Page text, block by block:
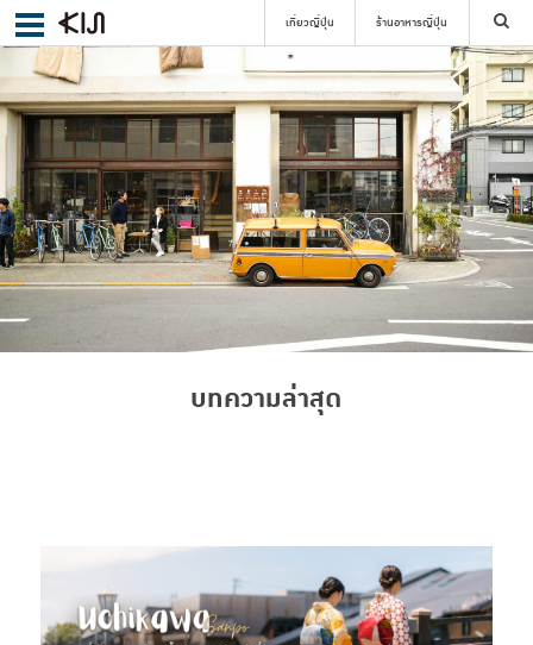
เที่ยวญี่ปุ่น ร้านอาหารญี่ปุ่น
ค้นหา
เลือกย่าน
บทความล่าสุด